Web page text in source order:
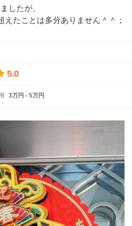
したが、
えたことは多分ありません＾＾；
5.0
3万円 - 5万円